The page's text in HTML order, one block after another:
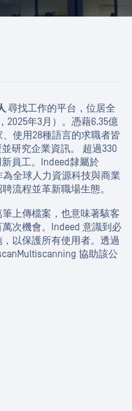
尋找工作的平台，位居全
2025年3月）。憑藉6.35億
使用28種語言的求職者皆
研究企業資訊。 超過330
員工。Indeed隸屬於
為全球人力資源科技與商業
流程並革新職場生態。
上傳檔案，也意味著駭客
次機會。Indeed 意識到必
以保護所有使用者。透過
協助該公